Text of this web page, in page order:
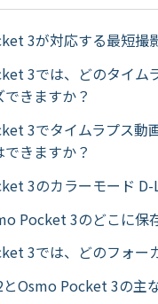
3が対応する最短撮
3では、どのタイ
きますか？
3でタイムラプス
きますか？
3のカラーモード
Pocket 3のどこに保
3では、どのフォー
とOsmo Pocket 3の主